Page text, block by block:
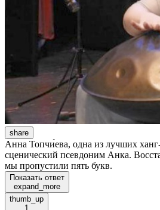
share
Анна Топчи́ева, одна из лучших
сценический псевдоним Анка.
мы пропустили пять букв.
Показать ответ
expand_more
thumb_up
1